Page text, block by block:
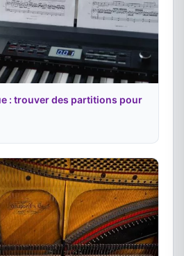
: trouver des partitions pour